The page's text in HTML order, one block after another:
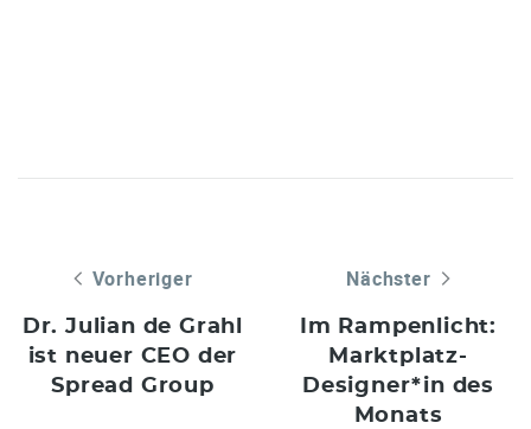
Vorheriger
Dr. Julian de Grahl
ist neuer CEO der
Spread Group
Nächster
Im Rampenlicht:
Marktplatz-
Designer*in des
Monats